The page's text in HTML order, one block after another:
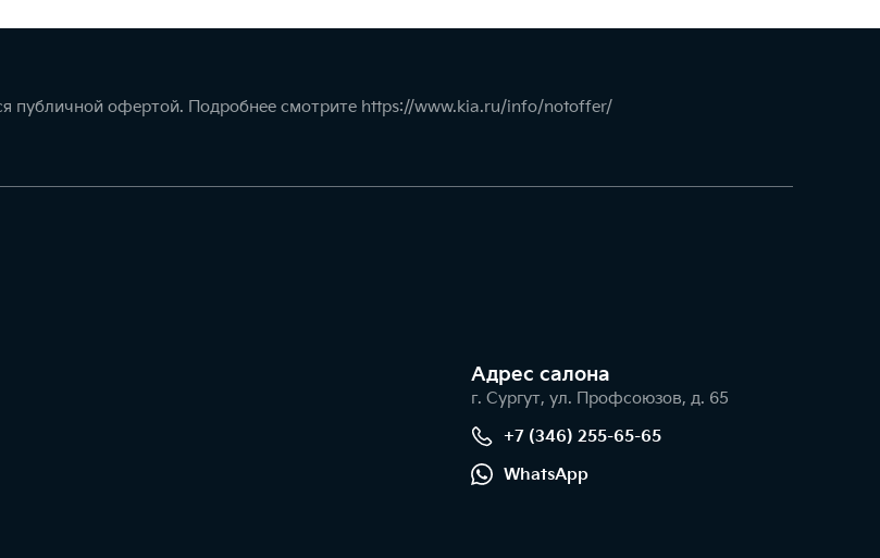
публичной офертой. Подробнее смотрите https://www.kia.ru/info/notoffer/
Адрес салонa
г. Сургут, ул. Профсоюзов, д. 65
+7 (346) 255-65-65
WhatsApp